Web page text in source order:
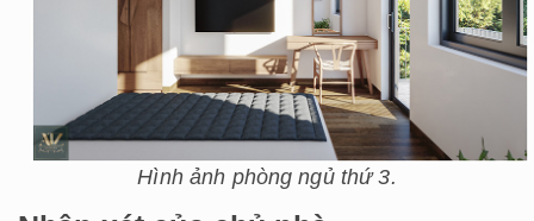
Hình ảnh phòng ngủ thứ 3.